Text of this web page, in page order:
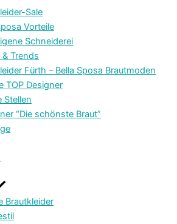
Sale
Vorteile
Schneiderei
& Trends
Fürth – Bella Sposa Brautmoden
TOP Designer
Stellen
“Die schönste Braut”
Brautkleider